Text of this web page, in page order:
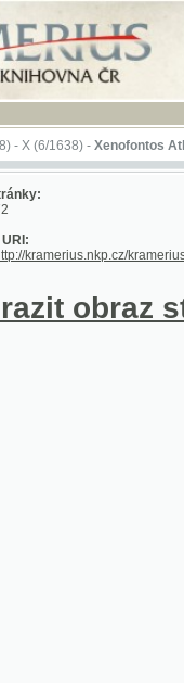
(6/1638)-Xenofontos
kramerius.nkp.cz/kramerius/